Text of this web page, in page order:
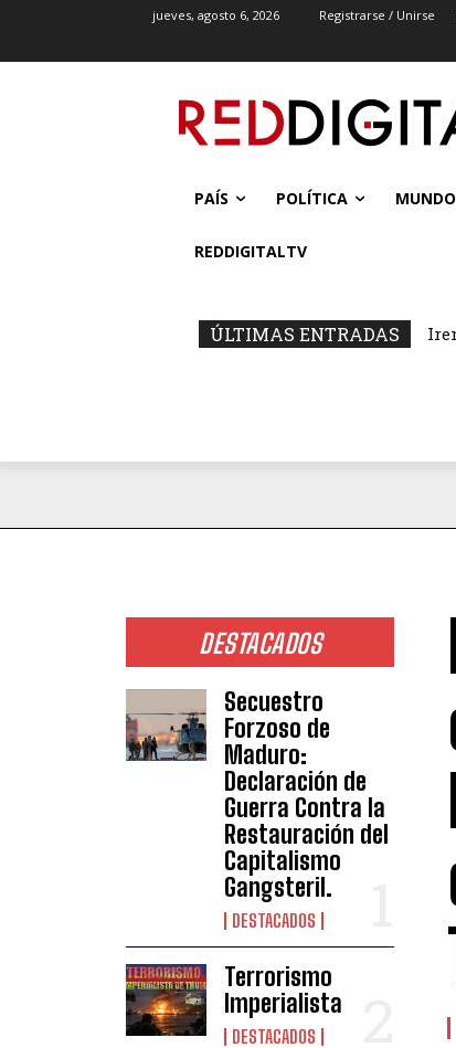
jueves, agosto 6, 2026 Registrarse / Unirse
PAÍS POLÍTICA MUNDO
REDDIGITALTV
ÚLTIMAS ENTRADAS
DESTACADOS
Secuestro
Forzoso de
Maduro:
Declaración de
Guerra Contra la
Restauración del
Capitalismo
Gangsteril.
DESTACADOS
Terrorismo
Imperialista
DESTACADOS